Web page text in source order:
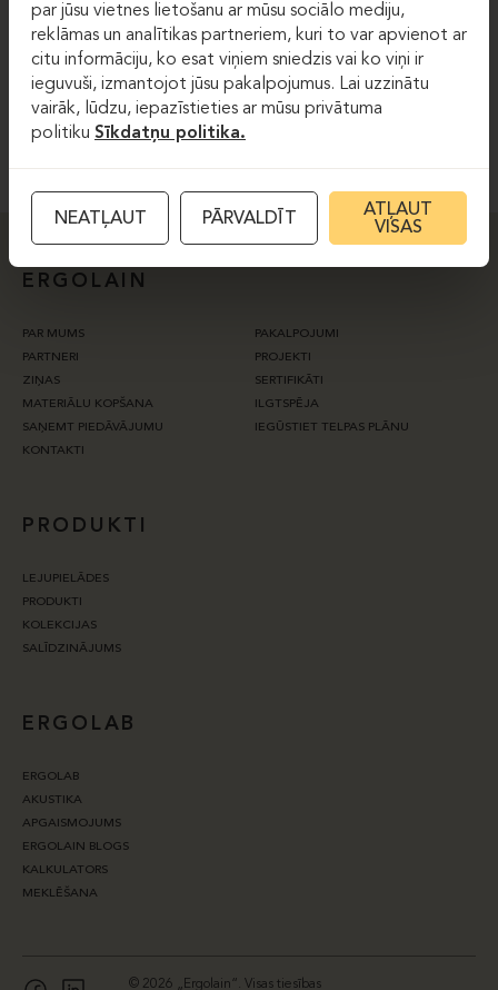
Es piekrītu vietnes privātuma politikai.
PIERAKSTĪTIES
ERGOLAIN
PAR MUMS
PAKALPOJUMI
PARTNERI
PROJEKTI
ZIŅAS
SERTIFIKĀTI
MATERIĀLU KOPŠANA
ILGTSPĒJA
SAŅEMT PIEDĀVĀJUMU
IEGŪSTIET TELPAS PLĀNU
KONTAKTI
PRODUKTI
LEJUPIELĀDES
PRODUKTI
KOLEKCIJAS
SALĪDZINĀJUMS
ERGOLAB
ERGOLAB
AKUSTIKA
APGAISMOJUMS
ERGOLAIN BLOGS
KALKULATORS
MEKLĒŠANA
© 2026 „Ergolain“. Visas tiesības
par jūsu vietnes lietošanu ar mūsu sociālo mediju,
reklāmas un analītikas partneriem, kuri to var apvienot ar
citu informāciju, ko esat viņiem sniedzis vai ko viņi ir
ieguvuši, izmantojot jūsu pakalpojumus. Lai uzzinātu
vairāk, lūdzu, iepazīstieties ar mūsu privātuma
politiku Sīkdatņu politika.
NEATĻAUT PĀRVALDĪT
ATĻAUT
VISAS